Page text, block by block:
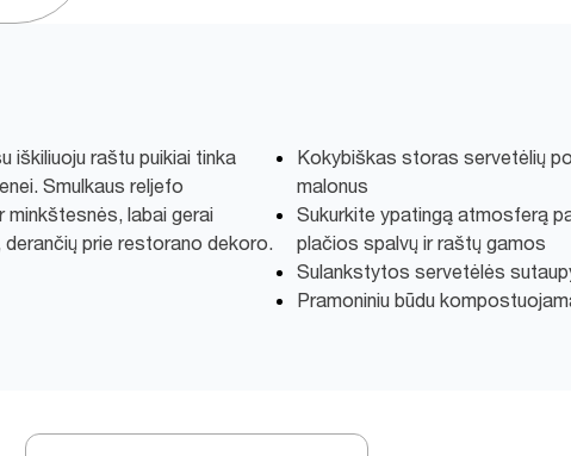
iškiliuoju raštu puikiai tinka
Smulkaus reljefo
labai gerai
prie restorano dekoro.
Kokybiškas storas servetėlių
malonus
Sukurkite ypatingą atmosferą
plačios spalvų ir raštų gamos
Sulankstytos servetėlės
Pramoniniu būdu